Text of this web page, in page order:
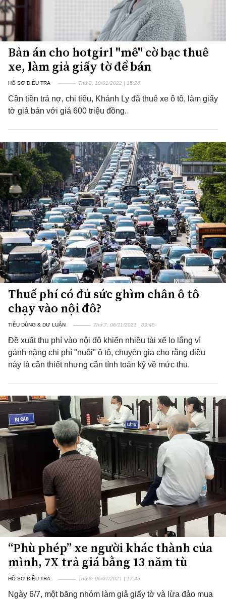
Bản án cho hotgirl "mê" cờ bạc thuê
xe, làm giả giấy tờ để bán
HỒ SƠ ĐIỀU TRA Thứ 2, 10/01/2022 | 15:26
Cần tiền trả nợ, chi tiêu, Khánh Ly đã thuê xe ô tô, làm giấy
tờ giả bán với giá 600 triệu đồng.
Thuế phí có đủ sức ghìm chân ô tô
chạy vào nội đô?
TIÊU DÙNG & DƯ LUẬN Thứ 7, 06/11/2021 | 09:45
Đề xuất thu phí vào nội đô khiến nhiều tài xế lo lắng vì
gánh nặng chi phí "nuôi" ô tô, chuyên gia cho rằng điều
này là cần thiết nhưng cần tính toán kỹ về mức thu.
“Phù phép” xe người khác thành của
mình, 7X trả giá bằng 13 năm tù
HỒ SƠ ĐIỀU TRA Thứ 3, 06/07/2021 | 17:45
Ngày 6/7, một băng nhóm làm giả giấy tờ và lừa đảo mua